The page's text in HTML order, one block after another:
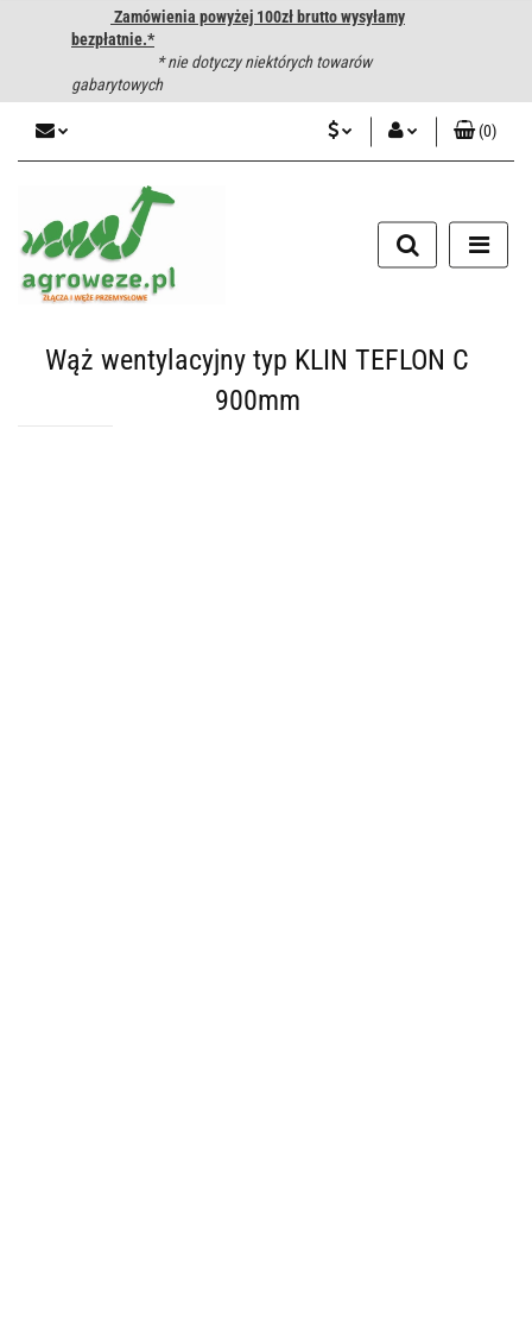
Zamówienia powyżej 100zł brutto wysyłamy
bezpłatnie.*
* nie dotyczy niektórych towarów
gabarytowych
Zarejestruj się
Dodaj zgłoszenie
(0)
Wąż wentylacyjny typ KLIN TEFLON C
900mm